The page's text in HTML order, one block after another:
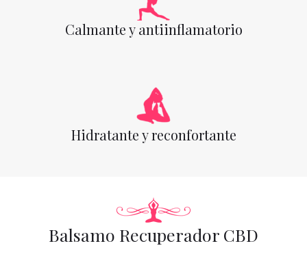
Calmante y antiinflamatorio
Hidratante y reconfortante
Balsamo Recuperador CBD